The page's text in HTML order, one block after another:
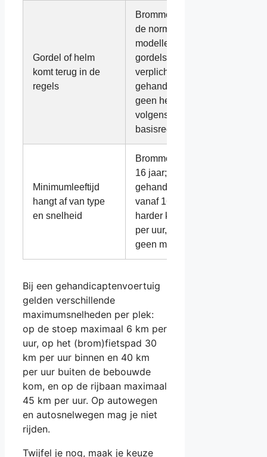
Gordel of helm
komt terug in de
regels
Brommobiel: gordel is
de norm en bij open
modellen zonder
gordels kan een helm
verplicht zijn;
gehandicaptenvoertuig:
geen helmplicht
volgens de
basisregels.
Minimumleeftijd
hangt af van type
en snelheid
Brommobiel: minimaal
16 jaar;
gehandicaptenvoertuig:
vanaf 16 jaar als het
harder kan dan 10 km
per uur, anders is er
geen minimumleeftijd.
Bij een gehandicaptenvoertuig
gelden verschillende
maximumsnelheden per plek:
op de stoep maximaal 6 km per
uur, op het (brom)fietspad 30
km per uur binnen en 40 km
per uur buiten de bebouwde
kom, en op de rijbaan maximaal
45 km per uur. Op autowegen
en autosnelwegen mag je niet
rijden.
Twijfel je nog, maak je keuze